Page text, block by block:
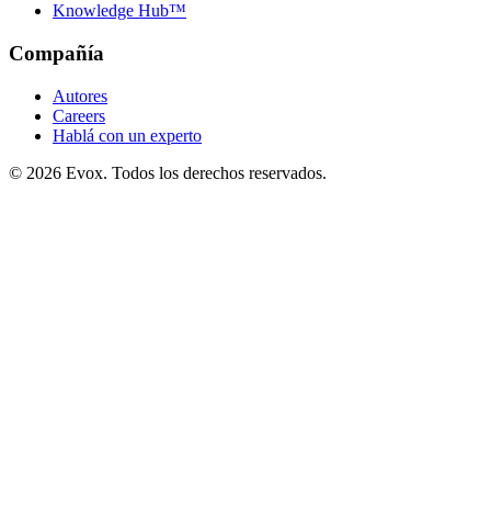
Knowledge Hub™
Compañía
Autores
Careers
Hablá con un experto
© 2026 Evox. Todos los derechos reservados.